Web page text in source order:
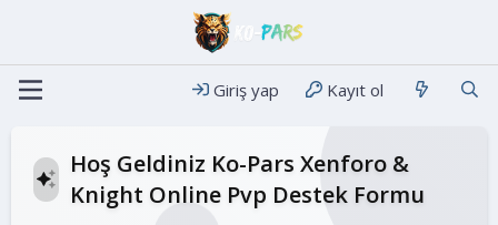
Giriş yap Kayıt ol
Hoş Geldiniz Ko-Pars Xenforo &
Knight Online Pvp Destek Formu